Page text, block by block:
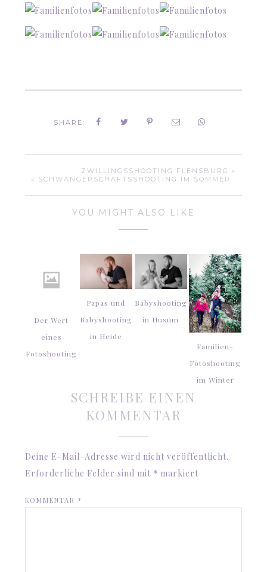
SHARE:
ZWILLINGSSHOOTING FLENSBURG »
« SCHWANGERSCHAFTSSHOOTING IM SOMMER
YOU MIGHT ALSO LIKE
Der Wert
eines
Fotoshooting
Papas und
Babyshooting
in Heide
Babyshooting
in Husum
Familien-
Fotoshooting
im Winter
SCHREIBE EINEN
KOMMENTAR
Deine E-Mail-Adresse wird nicht veröffentlicht.
Erforderliche Felder sind mit * markiert
KOMMENTAR*